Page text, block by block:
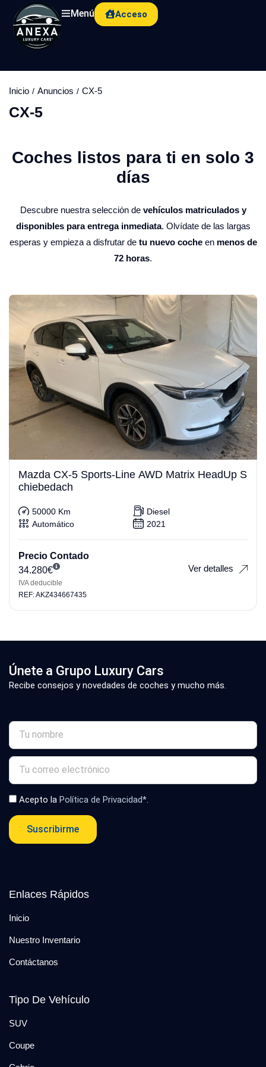
Menú Acceso
Inicio Anuncios CX-5
CX-5
Coches listos para ti en solo 3
días​
Descubre nuestra selección de vehículos matriculados y
disponibles para entrega inmediata. Olvídate de las largas
esperas y empieza a disfrutar de tu nuevo cocheen menos de
72 horas.
Mazda CX-5 Sports-Line AWD Matrix HeadUp S
chiebedach
50000 Km
Diesel
Automático
2021
Precio Contado
34.280€
IVA deducible
Ver detalles
REF: AKZ434667435
Únete a Grupo Luxury Cars
Recibe consejos y novedades de coches y mucho más.
Acepto la Política de Privacidad*
Suscribirme
Enlaces Rápidos
Inicio
Nuestro Inventario
Contáctanos
Tipo De Vehículo
SUV
Coupe